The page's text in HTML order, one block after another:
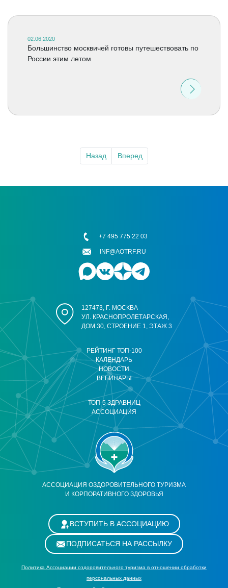
02.06.2020
Большинство москвичей готовы путешествовать по
России этим летом
Назад Вперед
АССОЦИАЦИЯ ОЗДОРОВИТЕЛЬНОГО ТУРИЗМА
И КОРПОРАТИВНОГО ЗДОРОВЬЯ
РЕЙТИНГ ТОП-100
КАЛЕНДАРЬ
НОВОСТИ
ВЕБИНАРЫ
ТОП-5 ЗДРАВНИЦ
АССОЦИАЦИЯ
127473, Г. МОСКВА
УЛ. КРАСНОПРОЛЕТАРСКАЯ,
ДОМ 30, СТРОЕНИЕ 1, ЭТАЖ 3
+7 495 775 22 03
INF@AOTRF.RU
ВСТУПИТЬ В АССОЦИАЦИЮ
ПОДПИСАТЬСЯ НА РАССЫЛКУ
Политика Ассоциации оздоровительного туризма в отношении обработки
персональных данных